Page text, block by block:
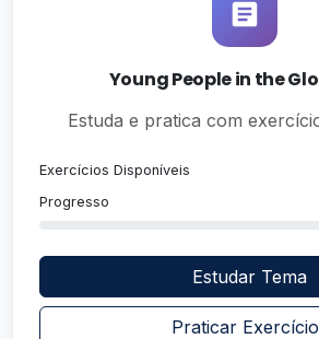
Young People in the
Estuda e pratica com
Exercícios Disponíveis
Progresso
Estudar Tema
Praticar